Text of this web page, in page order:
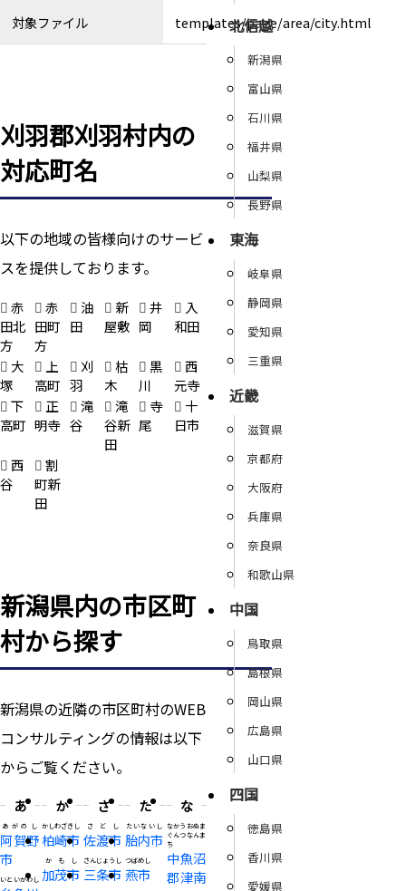
対象ファイル templates/page/area/city.html
刈羽郡刈羽村内の
対応町名
以下の地域の皆様向けのサービ
スを提供しております。
赤
田北
方
赤
田町
方
油
田
新
屋敷
井
岡
入
和田
大
塚
上
高町
刈
羽
枯
木
黒
川
西
元寺
下
高町
正
明寺
滝
谷
滝
谷新
田
寺
尾
十
日市
西
谷
割
町新
田
新潟県内の市区町
村から探す
新潟県の近隣の市区町村のWEB
コンサルティングの情報は以下
からご覧ください。
あ
阿賀野
市
あがのし
いといがわし
か
柏崎市
かしわざきし
加茂市
かもし
さ
佐渡市
さどし
三条市
さんじょうし
た
胎内市
たいないし
燕市
つばめし
な
中魚沼
郡津南
なかうおぬま
ぐんつなんま
ち
北信越
新潟県
富山県
石川県
福井県
山梨県
長野県
東海
岐阜県
静岡県
愛知県
三重県
近畿
滋賀県
京都府
大阪府
兵庫県
奈良県
和歌山県
中国
鳥取県
島根県
岡山県
広島県
山口県
四国
徳島県
香川県
愛媛県